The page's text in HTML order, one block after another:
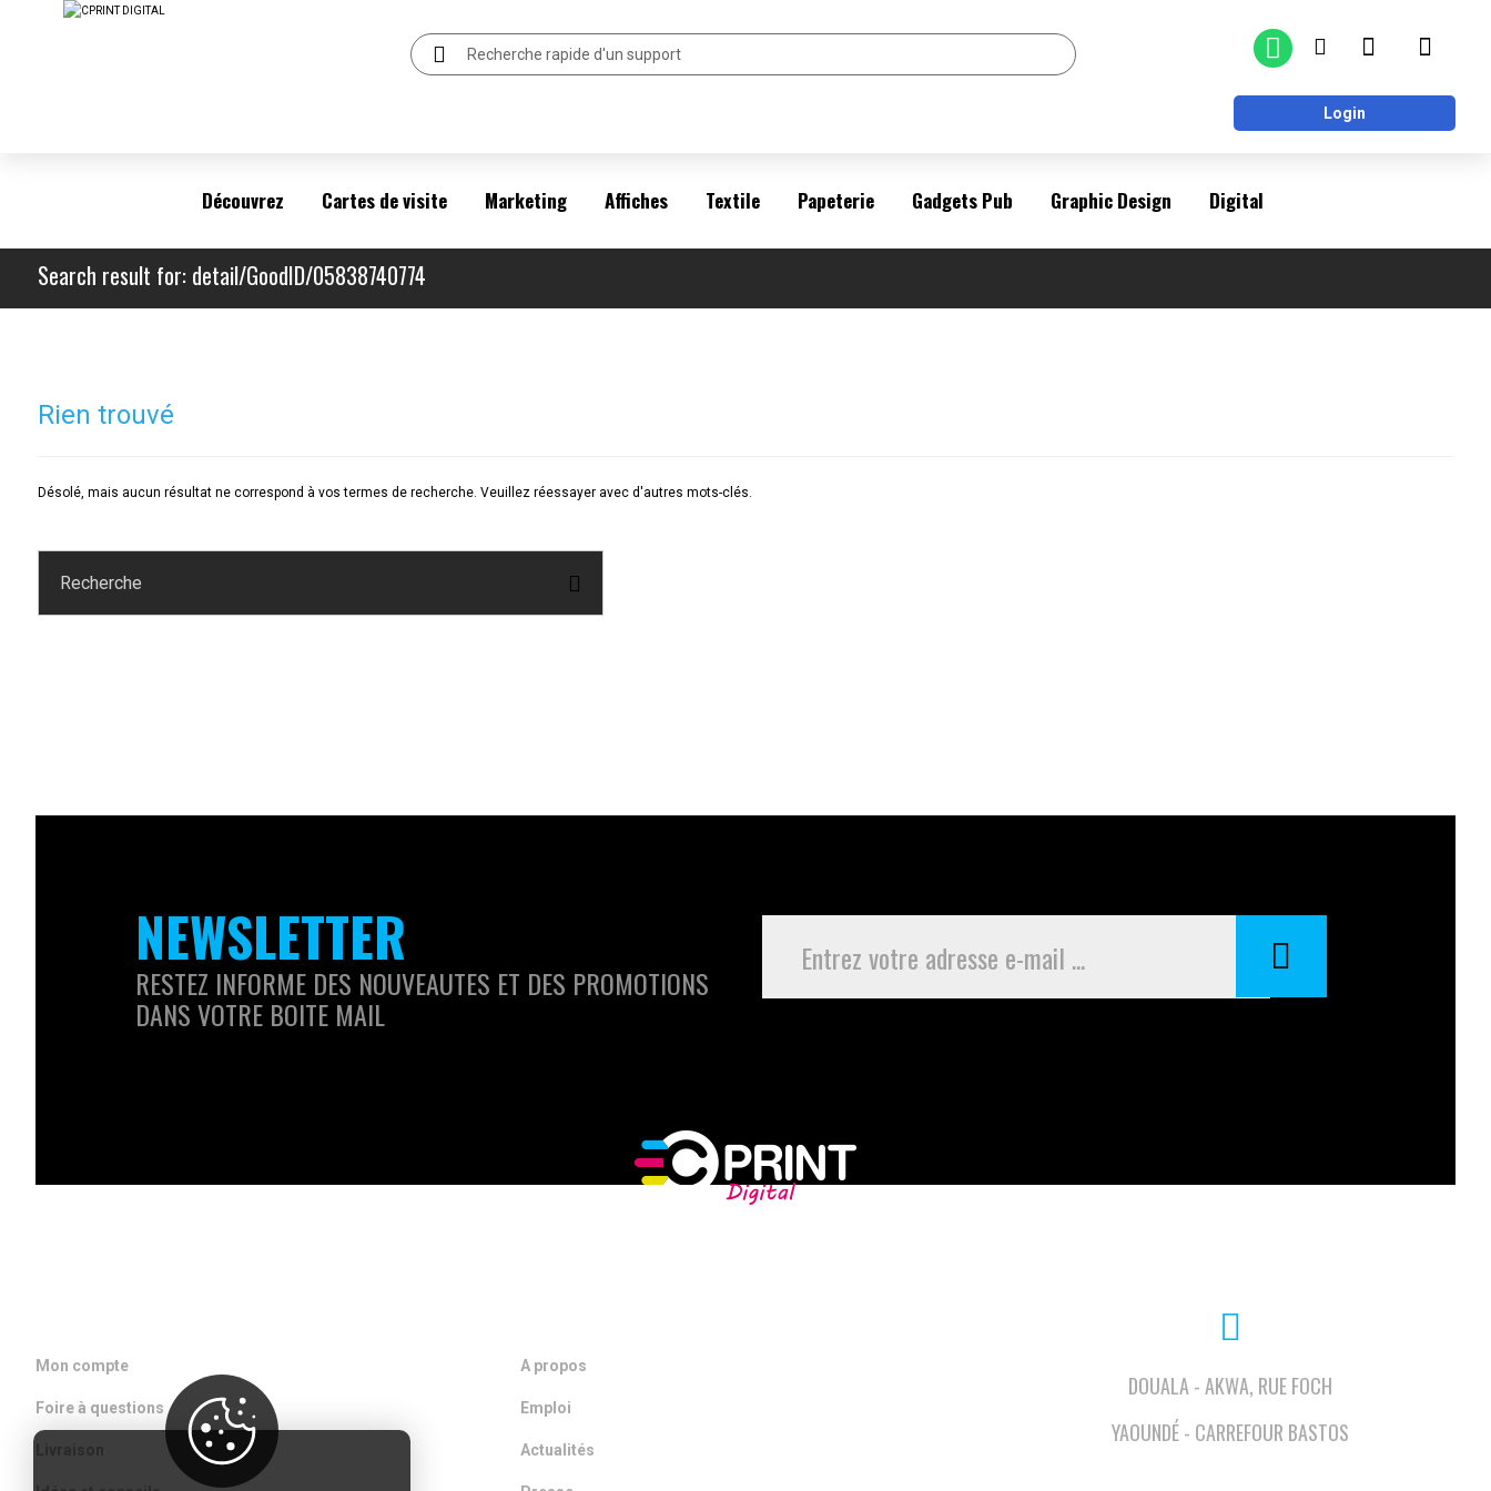
Login
Découvrez Cartes de visite Marketing Affiches Textile Papeterie Gadgets Pub Graphic Design Digital
Search result for: detail/GoodID/05838740774
Rien trouvé
Désolé, mais aucun résultat ne correspond à vos termes de recherche. Veuillez réessayer avec d'autres mots-clés.
NEWSLETTER
RESTEZ INFORME DES NOUVEAUTES ET DES PROMOTIONS
DANS VOTRE BOITE MAIL
Mon compte
Foire à questions
A propos
Emploi
Actualités
DOUALA - AKWA, RUE FOCH
YAOUNDÉ - CARREFOUR BASTOS